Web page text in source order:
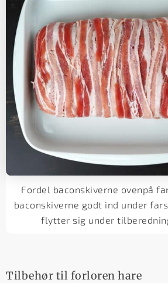
Fordel baconskiverne ovenpå
baconskiverne godt ind under
flytter sig under
Tilbehør til forloren hare